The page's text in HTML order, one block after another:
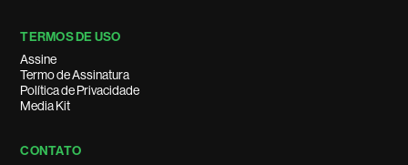
TERMOS DE USO
Assine
Termo de Assinatura
Política de Privacidade
Media Kit
CONTATO